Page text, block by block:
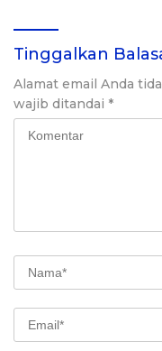
Tinggalkan
Alamat email Anda
wajib ditandai *